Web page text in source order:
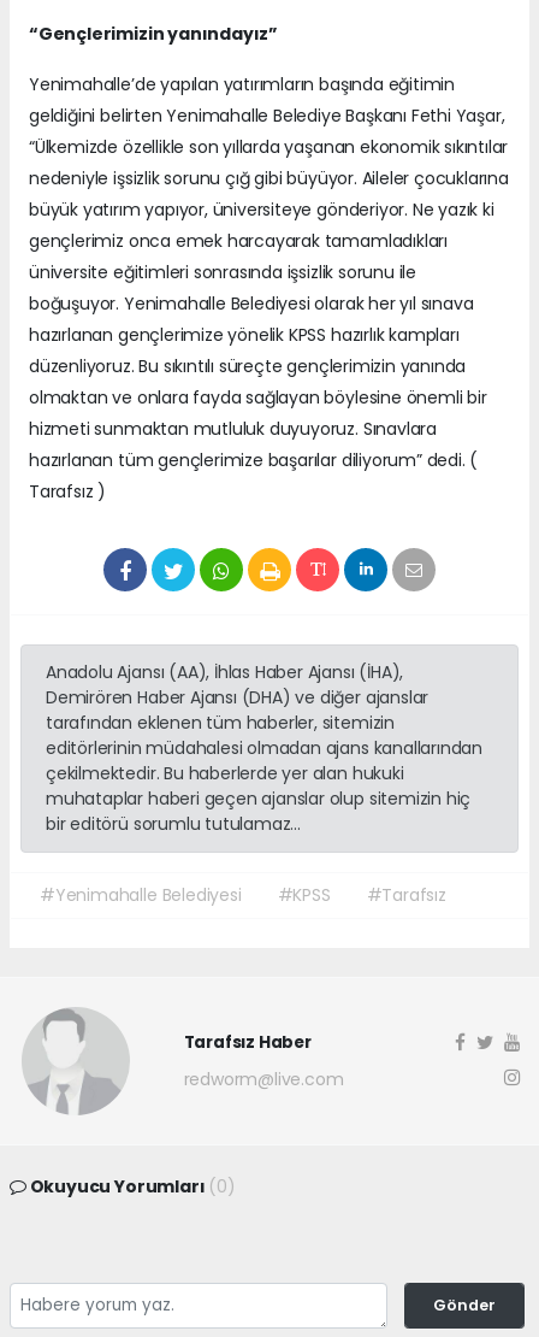
“Gençlerimizin yanındayız”
Yenimahalle’de yapılan yatırımların başında eğitimin
geldiğini belirten Yenimahalle Belediye Başkanı Fethi Yaşar,
“Ülkemizde özellikle son yıllarda yaşanan ekonomik sıkıntılar
nedeniyle işsizlik sorunu çığ gibi büyüyor. Aileler çocuklarına
büyük yatırım yapıyor, üniversiteye gönderiyor. Ne yazık ki
gençlerimiz onca emek harcayarak tamamladıkları
üniversite eğitimleri sonrasında işsizlik sorunu ile
boğuşuyor. Yenimahalle Belediyesi olarak her yıl sınava
hazırlanan gençlerimize yönelik KPSS hazırlık kampları
düzenliyoruz. Bu sıkıntılı süreçte gençlerimizin yanında
olmaktan ve onlara fayda sağlayan böylesine önemli bir
hizmeti sunmaktan mutluluk duyuyoruz. Sınavlara
hazırlanan tüm gençlerimize başarılar diliyorum” dedi. (
Tarafsız )
Anadolu Ajansı (AA), İhlas Haber Ajansı (İHA),
Demirören Haber Ajansı (DHA) ve diğer ajanslar
tarafından eklenen tüm haberler, sitemizin
editörlerinin müdahalesi olmadan ajans kanallarından
çekilmektedir. Bu haberlerde yer alan hukuki
muhataplar haberi geçen ajanslar olup sitemizin hiç
bir editörü sorumlu tutulamaz...
#Yenimahalle Belediyesi #KPSS #Tarafsız
Tarafsız Haber
redworm@live.com
Okuyucu Yorumları (0)
Gönder